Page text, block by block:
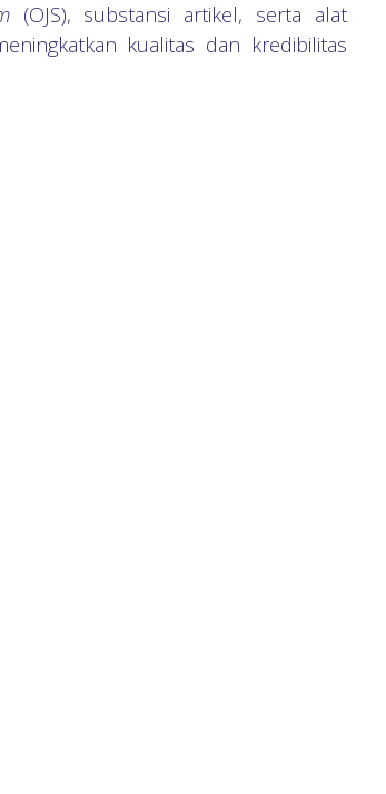
(OJS), substansi artikel, serta alat
kualitas dan kredibilitas